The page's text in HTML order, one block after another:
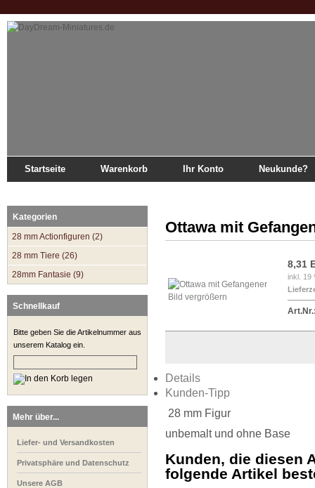
Startseite Warenkorb Ihr Konto Neukunde?
Kategorien
28 mm Actionfiguren (2)
28 mm Tiere (26)
28mm Fantasie (9)
Schnellkauf
Bitte geben Sie die Artikelnummer aus
unserem Katalog ein.
Mehr über...
Liefer- und Versandkosten
Privatsphäre und Datenschutz
Unsere AGB
Ottawa mit
Bild vergrößern
8,31
inkl. 19
Details
Kunden-Tipp
28 mm Figur
unbemalt und ohne Base
Kunden, die diesen
folgende Artikel